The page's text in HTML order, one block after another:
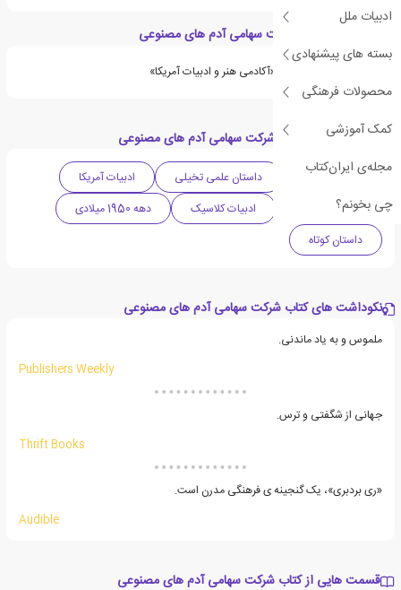
ادبیات ملل
بسته های پیشنهادی
محصولات فرهنگی
کمک آموزشی
مجله‌ی ایران‌کتاب
چی بخونم؟
ویژگی های کتاب شرکت سهامی آدم های مصنوعی
«ری بردبری» برنده جایزه «آکادمی هنر و ادبیات آمریکا»
دسته بندی های کتاب شرکت سهامی آدم های مصنوعی
داستان فانتزی داستان علمی تخیلی
ادبیات آمریکا
ادبیات داستانی
ادبیات کلاسیک
دهه 1950 میلادی
داستان کوتاه
نکوداشت های کتاب شرکت سهامی آدم های مصنوعی
ملموس و به یاد ماندنی.
Publishers Weekly
جهانی از شگفتی و ترس.
Thrift Books
«ری بردبری»، یک گنجینه ی فرهنگی مدرن است.
Audible
قسمت هایی از کتاب شرکت سهامی آدم های مصنوعی